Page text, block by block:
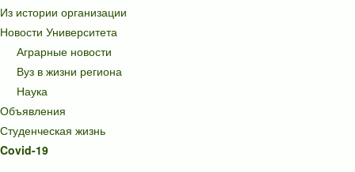
Из истории организации
Новости Университета
Аграрные новости
Вуз в жизни региона
Наука
Объявления
Студенческая жизнь
Covid-19